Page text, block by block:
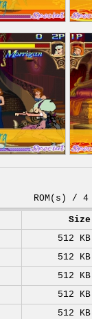
ROM(s) / 4
Size
512 KB
512 KB
512 KB
512 KB
512 KB